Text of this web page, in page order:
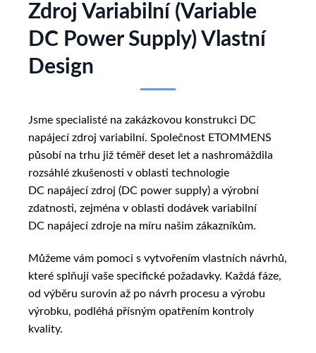
Zdroj Variabilní (Variable
DC Power Supply) Vlastní
Design
Jsme specialisté na zakázkovou konstrukci DC
napájecí zdroj variabilní. Společnost ETOMMENS
působí na trhu již téměř deset let a nashromáždila
rozsáhlé zkušenosti v oblasti technologie
DC napájecí zdroj (DC power supply) a výrobní
zdatnosti, zejména v oblasti dodávek variabilní
DC napájecí zdroje na míru našim zákazníkům.
Můžeme vám pomoci s vytvořením vlastních návrhů,
které splňují vaše specifické požadavky. Každá fáze,
od výběru surovin až po návrh procesu a výrobu
výrobku, podléhá přísným opatřením kontroly
kvality.